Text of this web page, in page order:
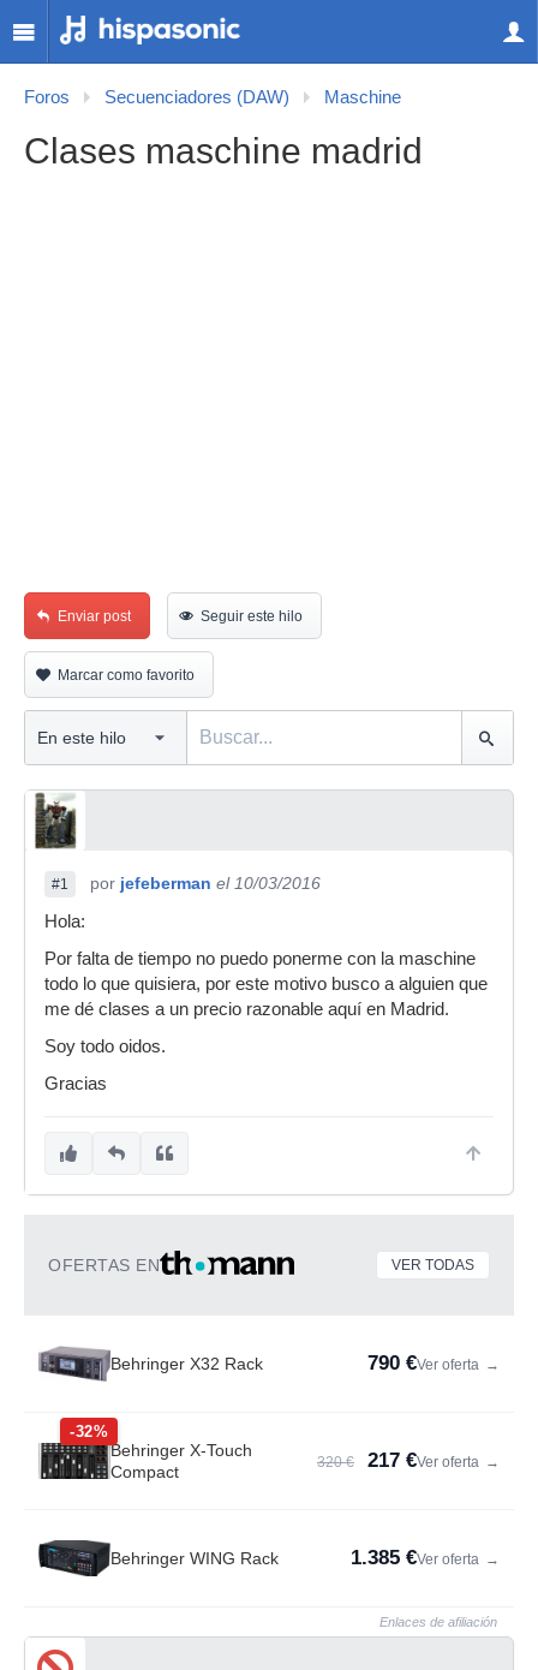
Foros Secuenciadores (DAW) Maschine
Clases maschine madrid
Enviar post Seguir este hilo
Marcar como favorito
#1 por jefeberman el 10/03/2016
Hola:
Por falta de tiempo no puedo ponerme con la maschine
todo lo que quisiera, por este motivo busco a alguien que
me dé clases a un precio razonable aquí en Madrid.
Soy todo oidos.
Gracias
OFERTAS EN VER TODAS
Behringer X32 Rack 790 €Ver oferta →
-32%
Behringer X-Touch
Compact
320 € 217 €Ver oferta →
Behringer WING Rack 1.385 €Ver oferta →
Enlaces de afiliación